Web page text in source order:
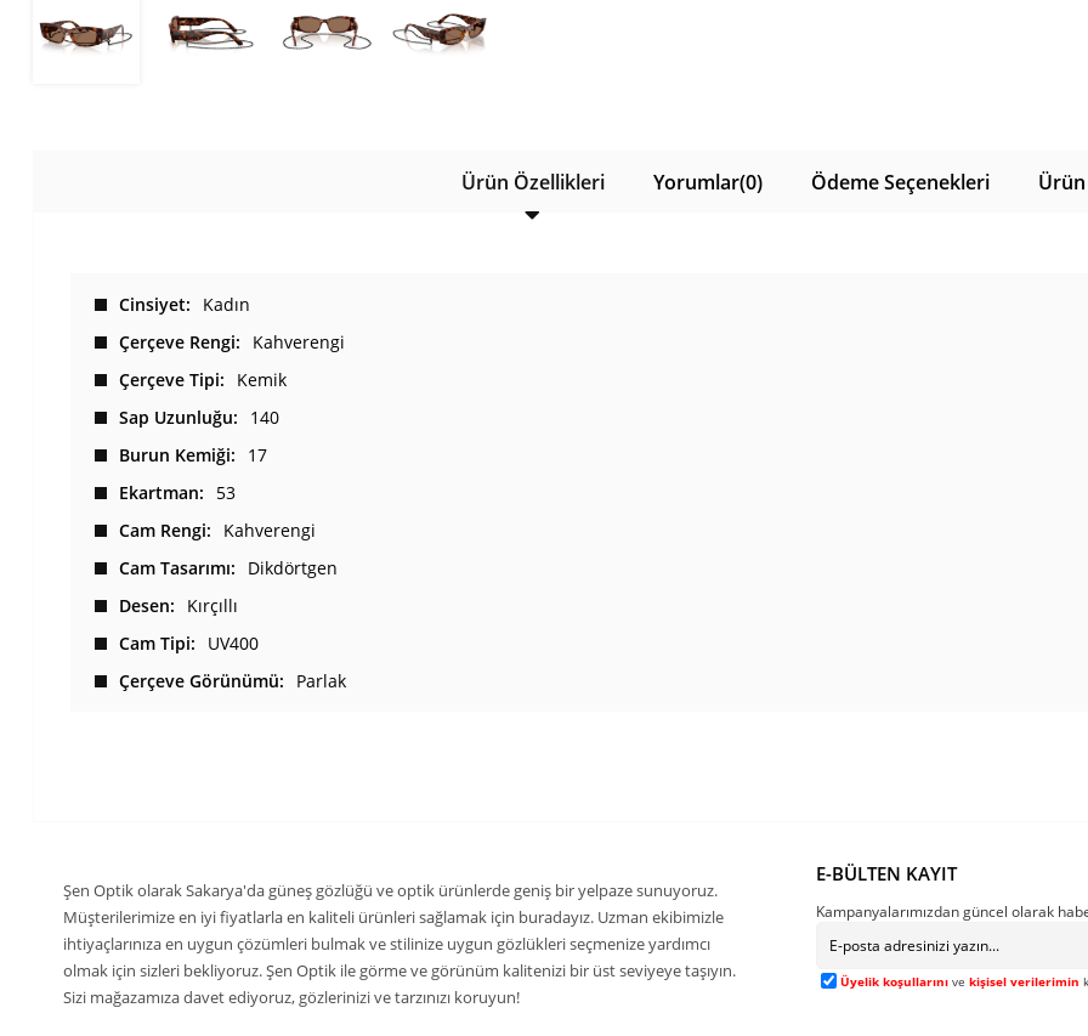
Ürün Özellikleri Yorumlar(0) Ödeme Seçenekleri
Cinsiyet
Kadın
Çerçeve Rengi
Kahverengi
Çerçeve Tipi
Kemik
Sap Uzunluğu
140
Burun Kemiği
17
Ekartman
53
Cam Rengi
Kahverengi
Cam Tasarımı
Dikdörtgen
Desen
Kırçıllı
Cam Tipi
UV400
Çerçeve Görünümü
Parlak
Şen Optik olarak Sakarya'da güneş gözlüğü ve optik ürünlerde geniş bir yelpaze sunuyoruz.
Müşterilerimize en iyi fiyatlarla en kaliteli ürünleri sağlamak için buradayız. Uzman ekibimizle
ihtiyaçlarınıza en uygun çözümleri bulmak ve stilinize uygun gözlükleri seçmenize yardımcı
olmak için sizleri bekliyoruz. Şen Optik ile görme ve görünüm kalitenizi bir üst seviyeye taşıyın.
Sizi mağazamıza davet ediyoruz, gözlerinizi ve tarzınızı koruyun!
E-BÜLTEN KAYIT
Kampanyalarımızdan güncel olarak
Üyelik koşullarını ve kişisel verilerimin